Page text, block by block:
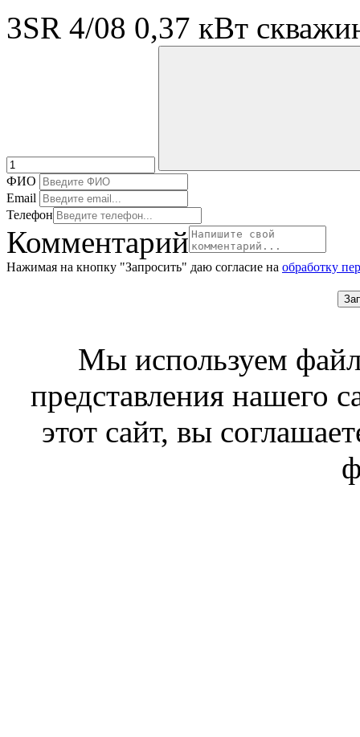
3SR 4/08 0,37 кВт
ФИО
Email
Телефон
Комментарий
Нажимая на кнопку "Запросить" даю согласие на обработку
Мы используем
представления нашего
этот сайт, вы